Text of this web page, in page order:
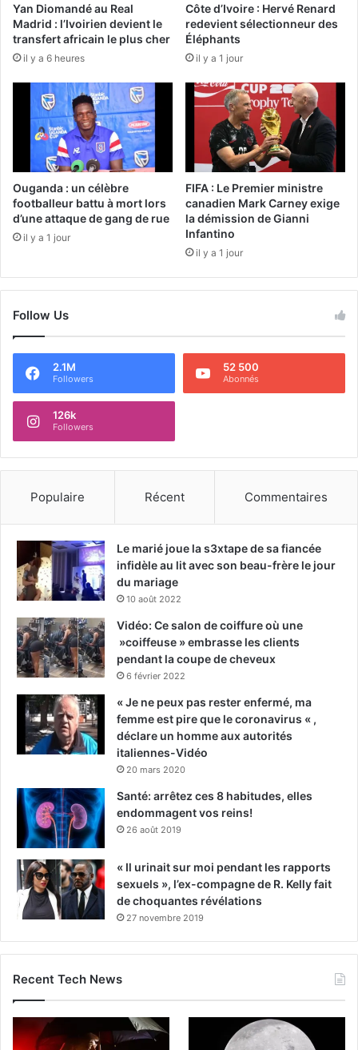
Yan Diomandé au Real
Madrid : l’Ivoirien devient le
transfert africain le plus cher
il y a 6 heures
Côte d’Ivoire : Hervé Renard
redevient sélectionneur des
Éléphants
il y a 1 jour
Ouganda : un célèbre
footballeur battu à mort lors
d’une attaque de gang de rue
il y a 1 jour
FIFA : Le Premier ministre
canadien Mark Carney exige
la démission de Gianni
Infantino
il y a 1 jour
Follow Us
2.1M
Followers
52 500
Abonnés
126k
Followers
Populaire Récent Commentaires
Le marié joue la s3xtape de sa fiancée
infidèle au lit avec son beau-frère le jour
du mariage
10 août 2022
Vidéo: Ce salon de coiffure où une
»coiffeuse » embrasse les clients
pendant la coupe de cheveux
6 février 2022
« Je ne peux pas rester enfermé, ma
femme est pire que le coronavirus « ,
déclare un homme aux autorités
italiennes-Vidéo
20 mars 2020
Santé: arrêtez ces 8 habitudes, elles
endommagent vos reins!
26 août 2019
« Il urinait sur moi pendant les rapports
sexuels », l’ex-compagne de R. Kelly fait
de choquantes révélations
27 novembre 2019
Recent Tech News